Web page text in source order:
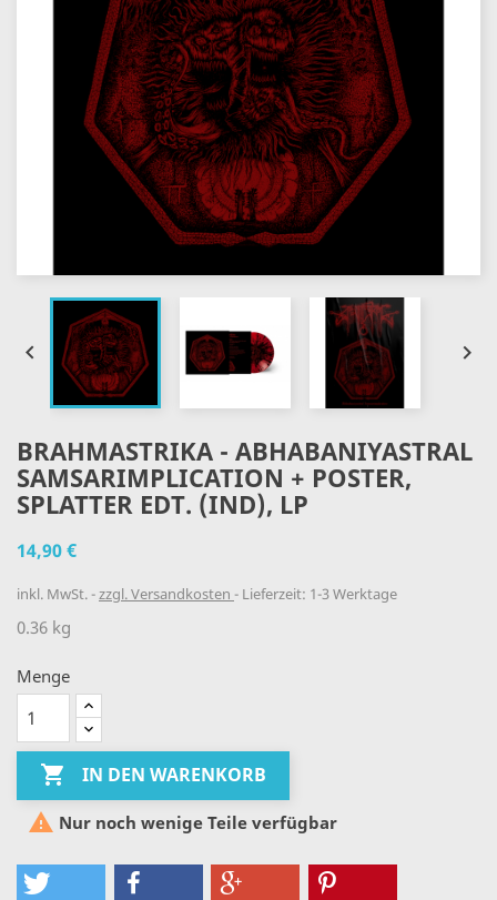
 
BRAHMASTRIKA - ABHABANIYASTRAL
SAMSARIMPLICATION + POSTER,
SPLATTER EDT. (IND), LP
14,90 €
inkl. MwSt. zzgl. Versandkosten Lieferzeit: 1-3 Werktage
0.36 kg
Menge
 IN DEN WARENKORB
 Nur noch wenige Teile verfügbar